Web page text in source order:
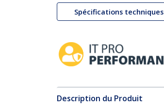
Spécifications techniques
Description du Produit